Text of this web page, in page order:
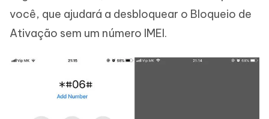
você, que ajudará a desbloquear o Bloqueio de
Ativação sem um número IMEI.